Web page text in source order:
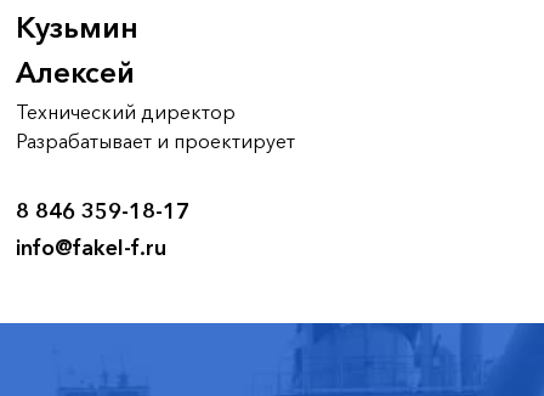
Кузьмин
Алексей
Технический директор
Разрабатывает и проектирует
8 846 359-18-17
info@fakel-f.ru